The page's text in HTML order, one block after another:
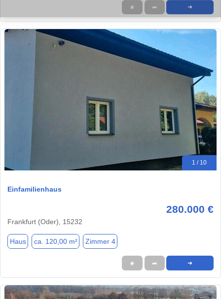
★ ➦ ➜
1 / 10
Einfamilienhaus
280.000 €
Frankfurt (Oder), 15232
Haus ca. 120,00 m² Zimmer 4
★ ➦ ➜